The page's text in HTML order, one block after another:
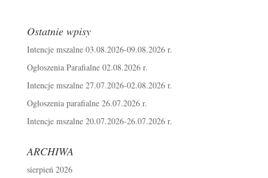
Ostatnie wpisy
Intencje mszalne 03.08.2026-09.08.2026 r.
Ogłoszenia Parafialne 02.08.2026 r.
Intencje mszalne 27.07.2026-02.08.2026 r.
Ogłoszenia parafialne 26.07.2026 r.
Intencje mszalne 20.07.2026-26.07.2026 r.
ARCHIWA
sierpień 2026